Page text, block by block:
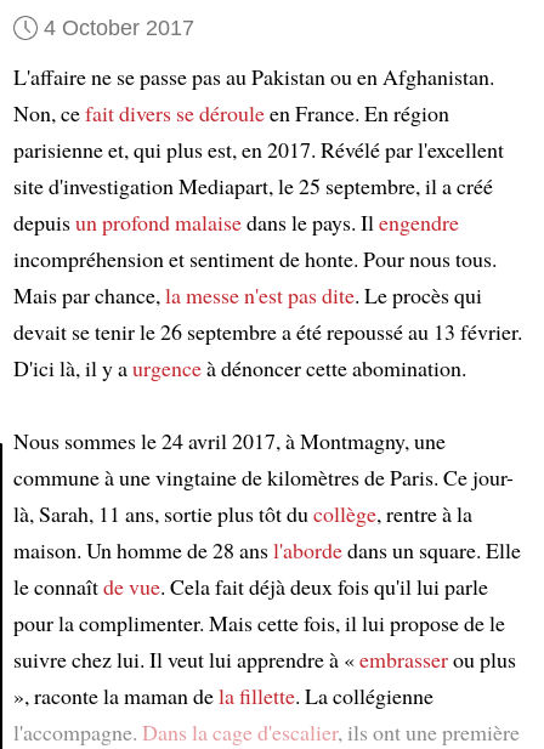
Article
4 October 2017
L'affaire ne se passe pas au Pakistan ou en Afghanistan.
Non, cefait divers se dérouleen France. En région
parisienne et, qui plus est, en 2017. Révélé par l'excellent
site d'investigation Mediapart, le 25 septembre, il a créé
depuisun profond malaisedans le pays. Ilengendre
incompréhension et sentiment de honte. Pour nous tous.
Mais par chance,la messe n'est pas dite. Le procès qui
devait se tenir le 26 septembre a été repoussé au 13 février.
D'ici là, il y aurgenceà dénoncer cette abomination.
Nous sommes le 24 avril 2017, à Montmagny, une
commune à une vingtaine de kilomètres de Paris. Ce jour-
là, Sarah, 11 ans, sortie plus tôt ducollège, rentre à la
maison. Un homme de 28 ansl'abordedans un square. Elle
le connaîtde vue. Cela fait déjà deux fois qu'il lui parle
pour la complimenter. Mais cette fois, il lui propose de le
suivre chez lui. Il veut lui apprendre à «embrasserou plus
», raconte la maman dela fillette. La collégienne
l'accompagne. Dans la cage d'escalier, ils ont une première